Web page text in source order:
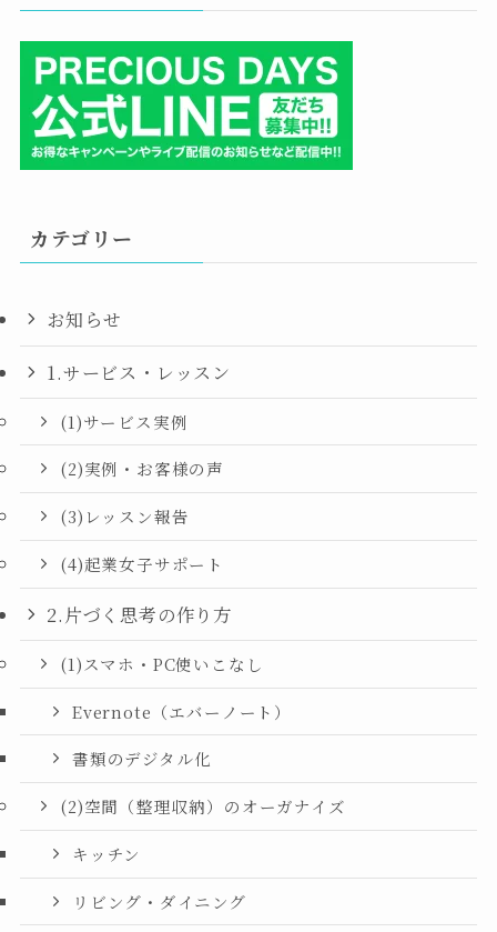
カテゴリー
お知らせ
1.サービス・レッスン
(1)サービス実例
(2)実例・お客様の声
(3)レッスン報告
(4)起業女子サポート
2.片づく思考の作り方
(1)スマホ・PC使いこなし
Evernote（エバーノート）
書類のデジタル化
(2)空間（整理収納）のオーガナイズ
キッチン
リビング・ダイニング